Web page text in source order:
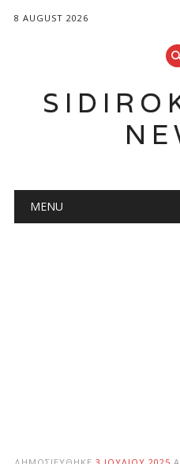
8 AUGUST 2026
Main menu
MENU